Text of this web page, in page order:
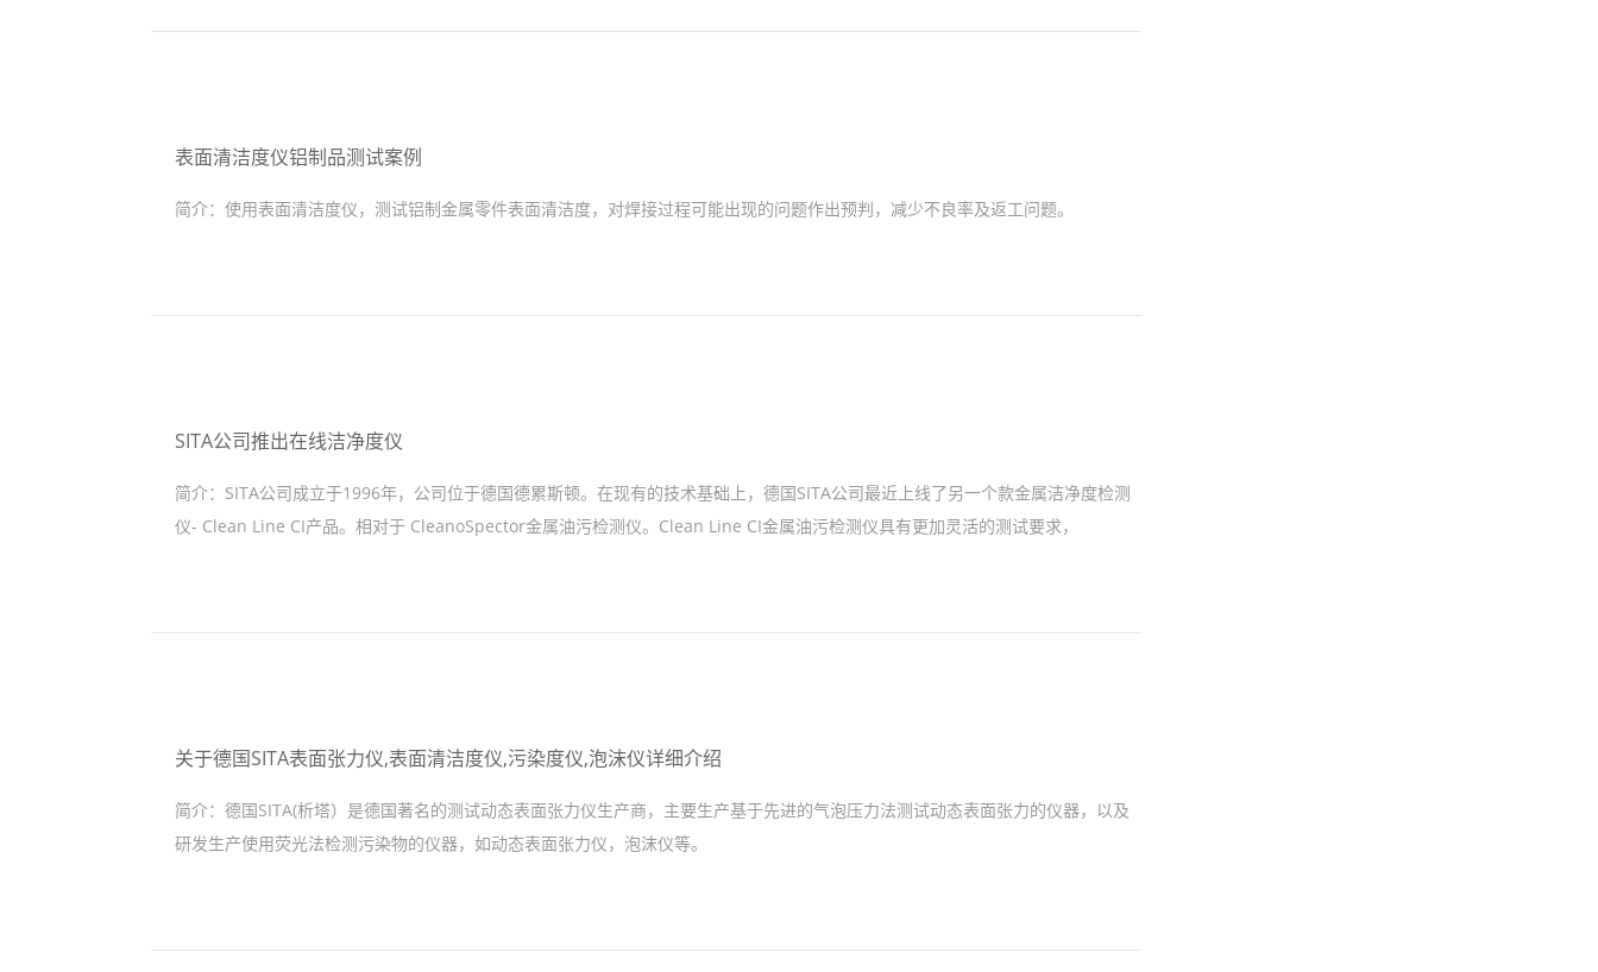
表面清洁度仪铝制品测试案例
简介： 使用表面清洁度仪，测试铝制金属零件表面清洁度，对焊接过程可能出现的问题作出预判，减少不良率及返工问题。
SITA公司推出在线洁净度仪
简介： SITA公司成立于1996年，公司位于德国德累斯顿。在现有的技术基础上，德国SITA公司最近上线了另一个款金属洁净度检测
仪- Clean Line CI产品。相对于 CleanoSpector金属油污检测仪。Clean Line CI金属油污检测仪具有更加灵活的测试要求，
关于德国SITA表面张力仪,表面清洁度仪,污染度仪,泡沫仪详细介绍
简介： 德国SITA(析塔）是德国著名的测试动态表面张力仪生产商，主要生产基于先进的气泡压力法测试动态表面张力的仪器，以及
研发生产使用荧光法检测污染物的仪器，如动态表面张力仪，泡沫仪等。